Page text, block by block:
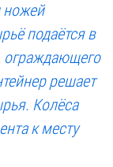
ножей
подаётся в
ограждающего
решает
Колёса
к месту